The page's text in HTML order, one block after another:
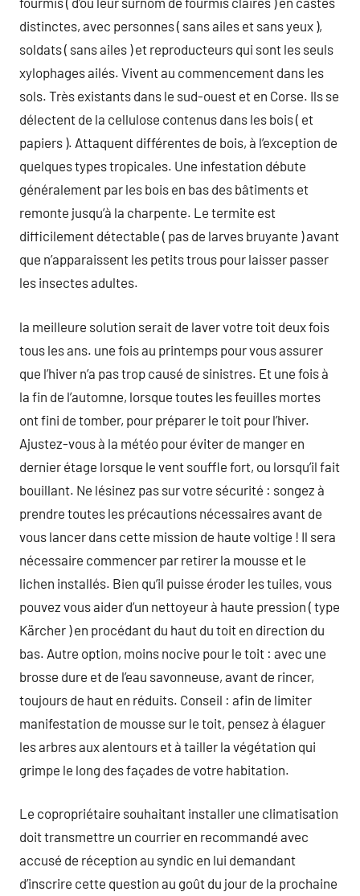
distinctes, avec personnes ( sans ailes et sans yeux ),
soldats ( sans ailes ) et reproducteurs qui sont les seuls
xylophages ailés. Vivent au commencement dans les
sols. Très existants dans le sud-ouest et en Corse. Ils se
délectent de la cellulose contenus dans les bois ( et
papiers ). Attaquent différentes de bois, à l’exception de
quelques types tropicales. Une infestation débute
généralement par les bois en bas des bâtiments et
remonte jusqu’à la charpente. Le termite est
difficilement détectable ( pas de larves bruyante ) avant
que n’apparaissent les petits trous pour laisser passer
les insectes adultes.
la meilleure solution serait de laver votre toit deux fois
tous les ans. une fois au printemps pour vous assurer
que l’hiver n’a pas trop causé de sinistres. Et une fois à
la fin de l’automne, lorsque toutes les feuilles mortes
ont fini de tomber, pour préparer le toit pour l’hiver.
Ajustez-vous à la météo pour éviter de manger en
dernier étage lorsque le vent souffle fort, ou lorsqu’il fait
bouillant. Ne lésinez pas sur votre sécurité : songez à
prendre toutes les précautions nécessaires avant de
vous lancer dans cette mission de haute voltige ! Il sera
nécessaire commencer par retirer la mousse et le
lichen installés. Bien qu’il puisse éroder les tuiles, vous
pouvez vous aider d’un nettoyeur à haute pression ( type
Kärcher ) en procédant du haut du toit en direction du
bas. Autre option, moins nocive pour le toit : avec une
brosse dure et de l’eau savonneuse, avant de rincer,
toujours de haut en réduits. Conseil : afin de limiter
manifestation de mousse sur le toit, pensez à élaguer
les arbres aux alentours et à tailler la végétation qui
grimpe le long des façades de votre habitation.
Le copropriétaire souhaitant installer une climatisation
doit transmettre un courrier en recommandé avec
accusé de réception au syndic en lui demandant
d’inscrire cette question au goût du jour de la prochaine